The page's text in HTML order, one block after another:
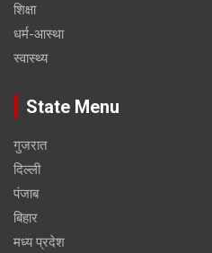
शिक्षा
धर्म-आस्था
स्वास्थ्य
State Menu
गुजरात
दिल्ली
पंजाब
बिहार
मध्य प्रदेश